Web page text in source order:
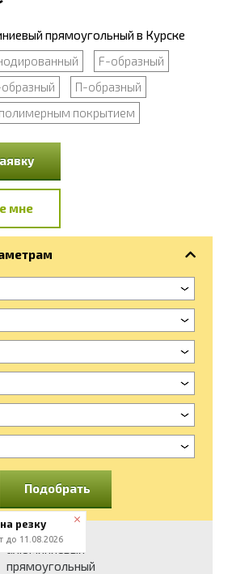
F-образный
П-образный
покрытием
мне
Подобрать
Профиль
алюминиевый
прямоугольный
резку
до 11.08.2026